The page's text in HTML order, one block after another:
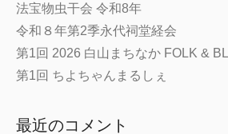
法宝物虫干会 令和8年
令和８年第2季永代祠堂経会
第1回 2026 白山まちなか FOLK &
第1回 ちよちゃんまるしぇ
最近のコメント